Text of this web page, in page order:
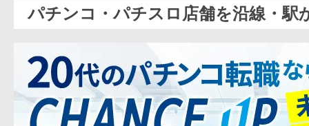
パチンコ・パチスロ店舗を沿線・駅